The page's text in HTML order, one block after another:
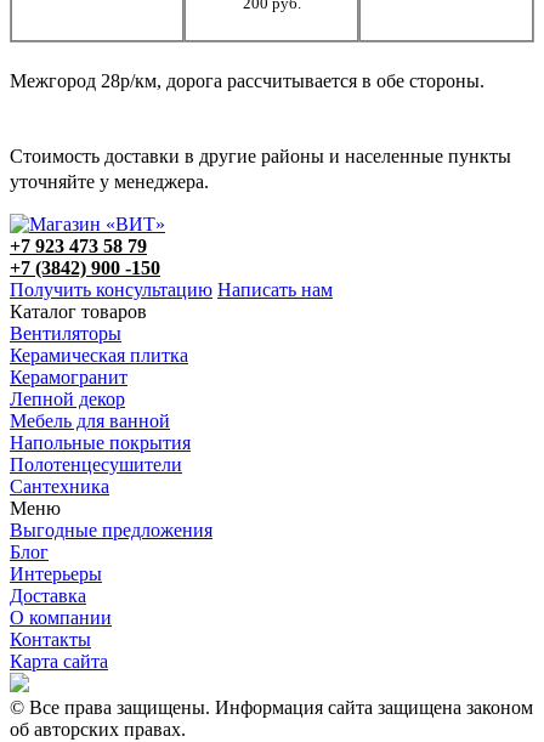
Межгород 28р/км, дорога рассчитывается в обе стороны.
Стоимость доставки в другие районы и населенные пункты
уточняйте у менеджера.
+7 923 473 58 79
+7 (3842) 900 -150
Получить консультацию Написать нам
Каталог товаров
Вентиляторы
Керамическая плитка
Керамогранит
Лепной декор
Мебель для ванной
Напольные покрытия
Полотенцесушители
Сантехника
Меню
Выгодные предложения
Блог
Интерьеры
Доставка
О компании
Контакты
Карта сайта
© Все права защищены. Информация сайта защищена законом
об авторских правах.